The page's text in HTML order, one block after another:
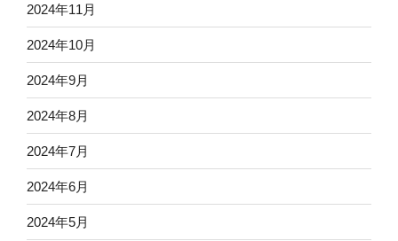
2024年11月
2024年10月
2024年9月
2024年8月
2024年7月
2024年6月
2024年5月